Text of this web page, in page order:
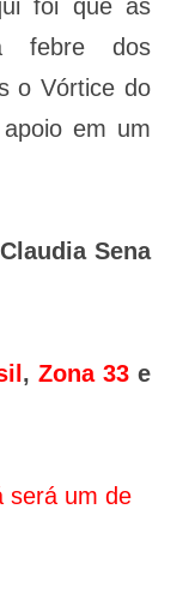
foi que as
febre dos
o Vórtice do
em um
Sena
, Zona 33 e
será um de